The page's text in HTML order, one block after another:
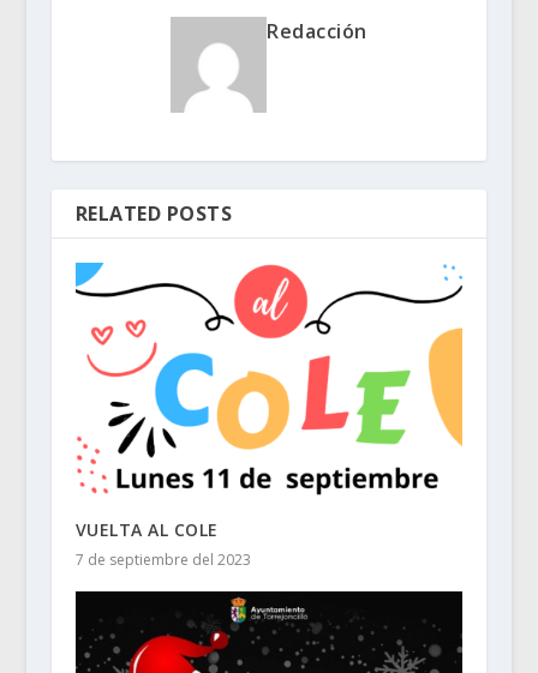
Redacción
RELATED POSTS
VUELTA AL COLE
7 de septiembre del 2023